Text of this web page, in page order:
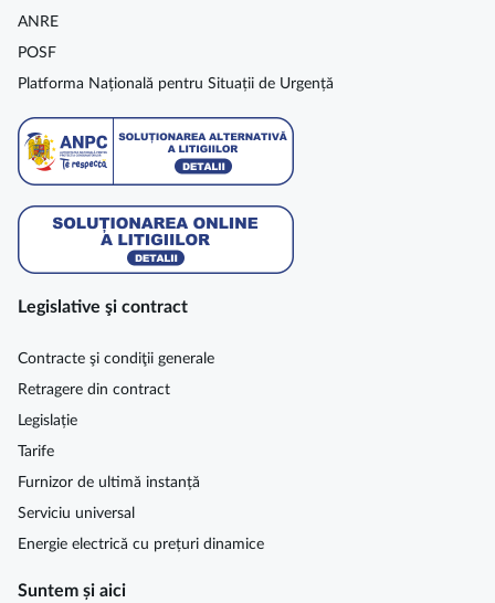
ANRE
POSF
Platforma Națională pentru Situații de Urgență
Legislative şi contract
Contracte şi condiţii generale
Retragere din contract
Legislație
Tarife
Furnizor de ultimă instanță
Serviciu universal
Energie electrică cu prețuri dinamice
Suntem și aici